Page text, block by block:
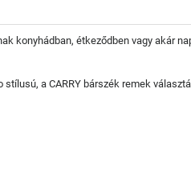
konyhádban, étkeződben vagy akár
a CARRY bárszék remek